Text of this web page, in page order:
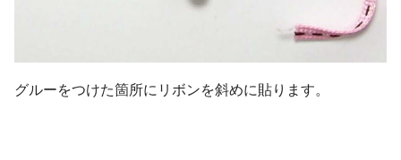
グルーをつけた箇所にリボンを斜めに貼ります。